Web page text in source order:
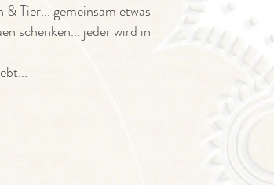
Tier... gemeinsam etwas
schenken... jeder wird in